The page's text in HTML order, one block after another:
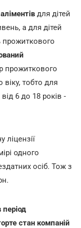
для дітей
а для дітей
прожиткового
прожиткового
віку, тобто для
6 до 18 років -
ліцензії
одного
осіб. Тож з
стан компаній